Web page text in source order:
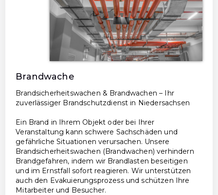
Brandwache
Brandsicherheitswachen & Brandwachen – Ihr
zuverlässiger Brandschutzdienst in Niedersachsen
Ein Brand in Ihrem Objekt oder bei Ihrer
Veranstaltung kann schwere Sachschäden und
gefährliche Situationen verursachen. Unsere
Brandsicherheitswachen (Brandwachen) verhindern
Brandgefahren, indem wir Brandlasten beseitigen
und im Ernstfall sofort reagieren. Wir unterstützen
auch den Evakuierungsprozess und schützen Ihre
Mitarbeiter und Besucher.